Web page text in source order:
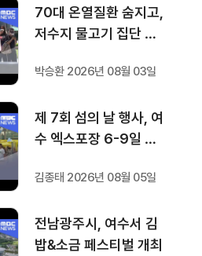
70대 온열질환 숨지고,
저수지 물고기 집단 폐
박승환 2026년 08월 03일
제 7회 섬의 날 행사, 여
수 엑스포장 6-9일 개
김종태 2026년 08월 05일
전남광주시, 여수서 김
밥&소금 페스티벌 개최